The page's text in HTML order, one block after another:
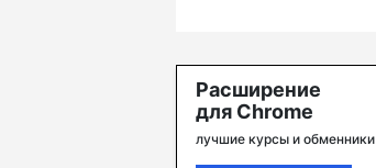
Расширение
для Chrome
лучшие курсы и обменники